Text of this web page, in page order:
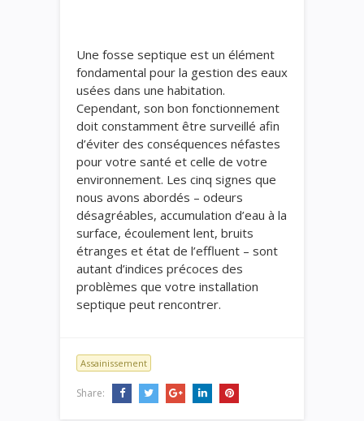
Une fosse septique est un élément
fondamental pour la gestion des eaux
usées dans une habitation.
Cependant, son bon fonctionnement
doit constamment être surveillé afin
d’éviter des conséquences néfastes
pour votre santé et celle de votre
environnement. Les cinq signes que
nous avons abordés – odeurs
désagréables, accumulation d’eau à la
surface, écoulement lent, bruits
étranges et état de l’effluent – sont
autant d’indices précoces des
problèmes que votre installation
septique peut rencontrer.
Assainissement
Share: